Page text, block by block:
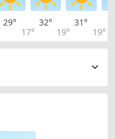
29°
17°
32°
19°
31°
19°